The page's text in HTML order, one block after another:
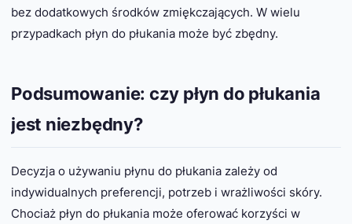
bez dodatkowych środków zmiękczających. W wielu
przypadkach płyn do płukania może być zbędny.
Podsumowanie: czy płyn do płukania
jest niezbędny?
Decyzja o używaniu płynu do płukania zależy od
indywidualnych preferencji, potrzeb i wrażliwości skóry.
Chociaż płyn do płukania może oferować korzyści w